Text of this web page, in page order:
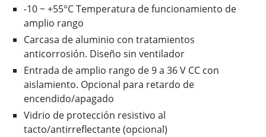
-10 ~ +55°C Temperatura de funcionamiento de
amplio rango
Carcasa de aluminio con tratamientos
anticorrosión. Diseño sin ventilador
Entrada de amplio rango de 9 a 36 V CC con
aislamiento. Opcional para retardo de
encendido/apagado
Vidrio de protección resistivo al
tacto/antirreflectante (opcional)